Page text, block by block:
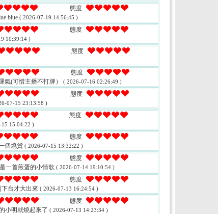
態度
blue ( 2026-07-19 14:56:45 )
態度
10:39:14 )
態度
態度
氣(可惜主播不打牌） ( 2026-07-16 02:26:49 )
態度
07-15 23:13:58 )
態度
15:04:22 )
態度
個燒貨 ( 2026-07-15 13:32:22 )
態度
一首煎蛋的小情歌 ( 2026-07-14 19:10:54 )
態度
台才大出來 ( 2026-07-13 16:24:54 )
態度
小明就燒起來了 ( 2026-07-13 14:23:34 )